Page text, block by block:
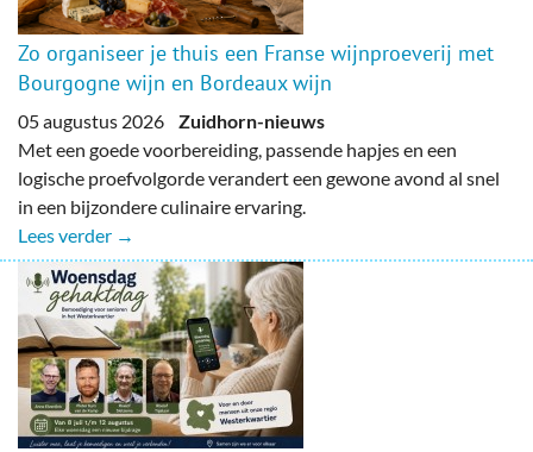
Zo organiseer je thuis een Franse wijnproeverij met
Bourgogne wijn en Bordeaux wijn
05 augustus 2026 Zuidhorn-nieuws
Met een goede voorbereiding, passende hapjes en een
logische proefvolgorde verandert een gewone avond al snel
in een bijzondere culinaire ervaring.
Lees verder →